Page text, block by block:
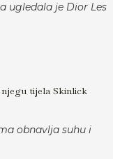
ugledala je Dior Les
tijela Skinlick
obnavlja suhu i